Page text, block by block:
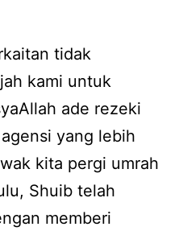
tidak
kami untuk
ade rezeki
yang lebih
kita pergi umrah
Shuib telah
memberi